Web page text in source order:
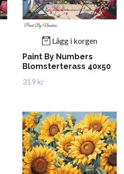
Lägg i korgen
Paint By Numbers
Blomsterterass 40x50
319 kr